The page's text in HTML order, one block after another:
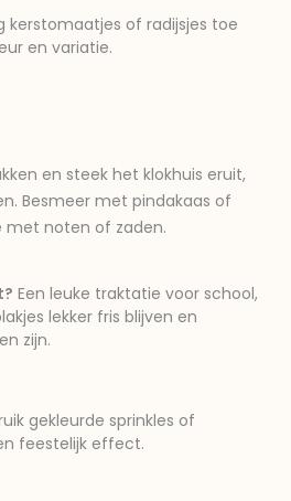
kerstomaatjes of radijsjes toe
en variatie.
en steek het klokhuis eruit,
Besmeer met pindakaas of
met noten of zaden.
Een leuke traktatie voor school,
lekker fris blijven en
zijn.
gekleurde sprinkles of
feestelijk effect.